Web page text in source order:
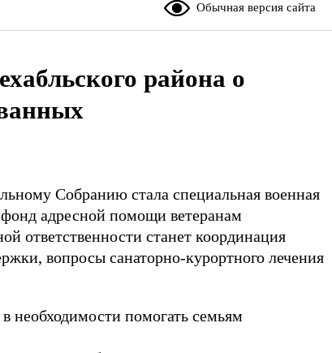
Обычная версия сайта
района о
Собранию стала специальная военная
адресной помощи ветеранам
ответственности станет координация
вопросы санаторно-курортного лечения
необходимости помогать семьям